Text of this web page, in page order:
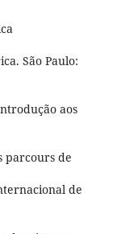
São Paulo:
aos
parcours de
de